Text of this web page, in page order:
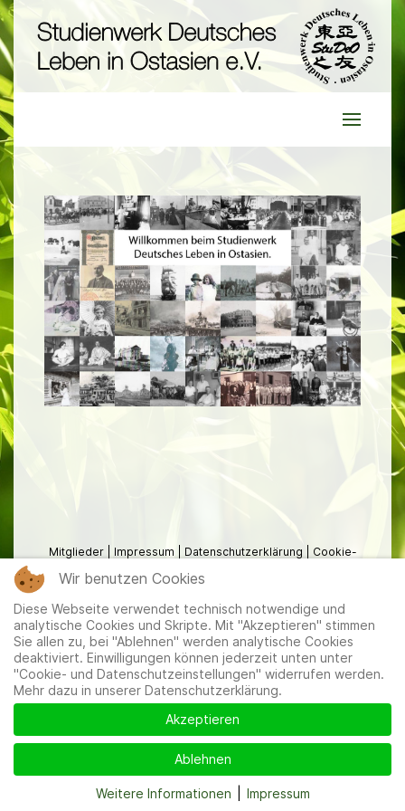
Mitglieder Impressum Datenschutzerklärung
Cookie-
Wir benutzen Cookies
Diese Webseite verwendet technisch notwendige und
analytische Cookies und Skripte. Mit "Akzeptieren" stimmen
Sie allen zu, bei "Ablehnen" werden analytische Cookies
deaktiviert. Einwilligungen können jederzeit unten unter
"Cookie- und Datenschutzeinstellungen" widerrufen werden.
Mehr dazu in unserer Datenschutzerklärung.
Akzeptieren
Ablehnen
Weitere Informationen Impressum